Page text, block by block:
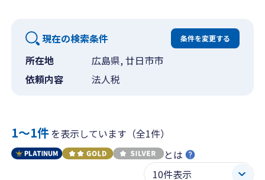
現在の検索条件 条件を変更する
所在地
広島県, 廿日市市
依頼内容
法人税
1〜1件を表示しています（全1件）
とは